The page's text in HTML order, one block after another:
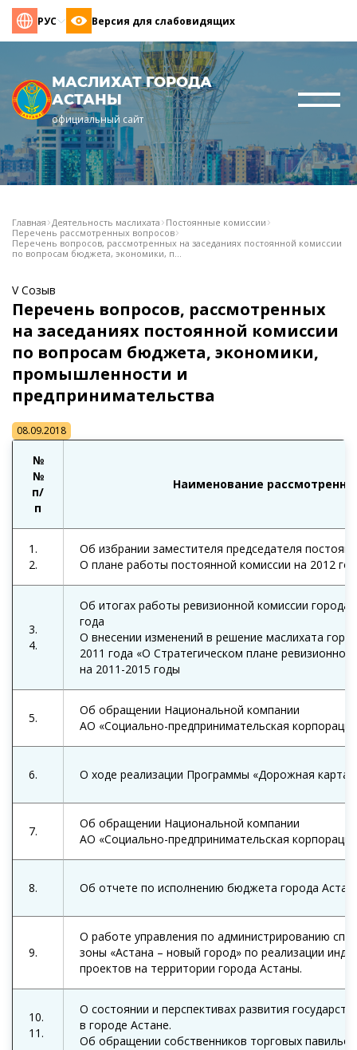
РУС Версия для слабовидящих
МАСЛИХАТ ГОРОДА
АСТАНЫ
официальный сайт
Главная Деятельность маслихата Постоянные комиссии
Перечень рассмотренных вопросов
Перечень вопросов, рассмотренных на заседаниях постоянной комиссии
по вопросам бюджета, экономики, п...
V Созыв
Перечень вопросов, рассмотренных
на заседаниях постоянной комиссии
по вопросам бюджета, экономики,
промышленности и
предпринимательства
08.09.2018
№
№
п/
п
Наименование
1.
2.
Об избрании заместителя председателя
О плане работы постоянной комиссии на 2012 год
3.
4.
Об итогах работы ревизионной комиссии города
года
О внесении изменений в решение маслихата
2011 года «О Стратегическом плане
на 2011-2015 годы
5.
Об обращении Национальной компании
АО «Социально-предпринимательская
6. О ходе реализации Программы «Дорожная карта
7.
Об обращении Национальной компании
АО «Социально-предпринимательская
8. Об отчете по исполнению бюджета города
9.
О работе управления по администрированию
зоны «Астана – новый город» по реализации
проектов на территории города Астаны.
10.
11.
О состоянии и перспективах развития
в городе Астане.
Об обращении собственников торговых